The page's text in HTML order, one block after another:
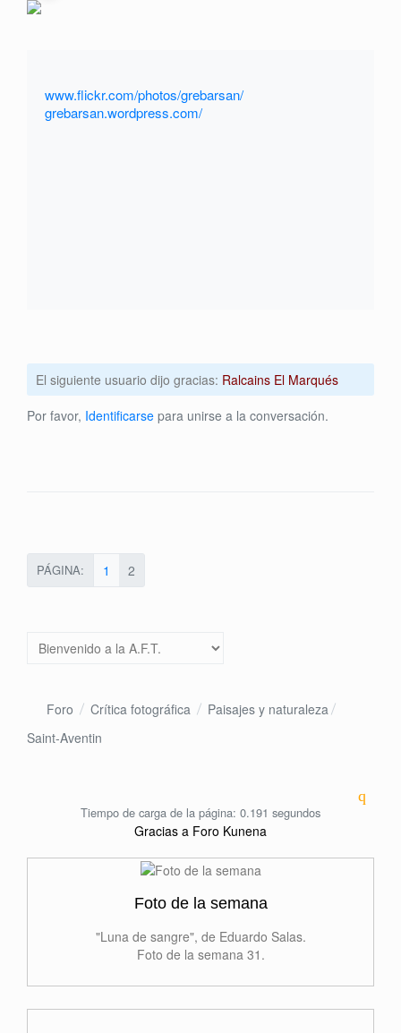
www.flickr.com/photos/grebarsan/
grebarsan.wordpress.com/
El siguiente usuario dijo gracias: Ralcains El Marqués
Por favor, Identificarse para unirse a la conversación.
PÁGINA: 1 2
Foro Crítica fotográfica
Paisajes y naturaleza
Saint-Aventin
Tiempo de carga de la página: 0.191 segundos
Gracias a Foro Kunena
Foto de la semana
"Luna de sangre", de Eduardo Salas.
Foto de la semana 31.